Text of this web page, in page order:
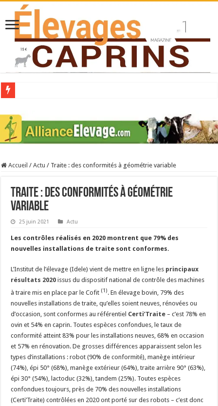
Stress thermique : quelles solutions concrètes pour protéger son troupeau ?
40 ans du Space : une présentation caprine quotidienne
La collecte de lait de chèvre confirme son rebond
Accueil / Actu / Traite : des conformités à géométrie variable
Traite : des conformités à géométrie
variable
25 juin 2021 Actu
Les contrôles réalisés en 2020 montrent que 79% des
nouvelles installations de traite sont conformes.
L’Institut de l’élevage (Idele) vient de mettre en ligne les principaux
résultats 2020 issus du dispositif national de contrôle des machines
à traire mis en place par le Cofit (1). En élevage bovin, 79% des
nouvelles installations de traite, qu’elles soient neuves, rénovées ou
d’occasion, sont conformes au référentiel Certi’Traite – c’est 78% en
ovin et 54% en caprin. Toutes espèces confondues, le taux de
conformité atteint 83% pour les installations neuves, 68% en occasion
et 57% en rénovation. De grosses différences apparaissent selon les
types d’installations : robot (90% de conformité), manège intérieur
(74%), épi 50° (68%), manège extérieur (64%), traite arrière 90° (63%),
épi 30° (54%), lactoduc (32%), tandem (25%). Toutes espèces
confondues toujours, près de 70% des nouvelles installations
(Certi’Traite) contrôlées en 2020 ont porté sur des robots – c’est donc